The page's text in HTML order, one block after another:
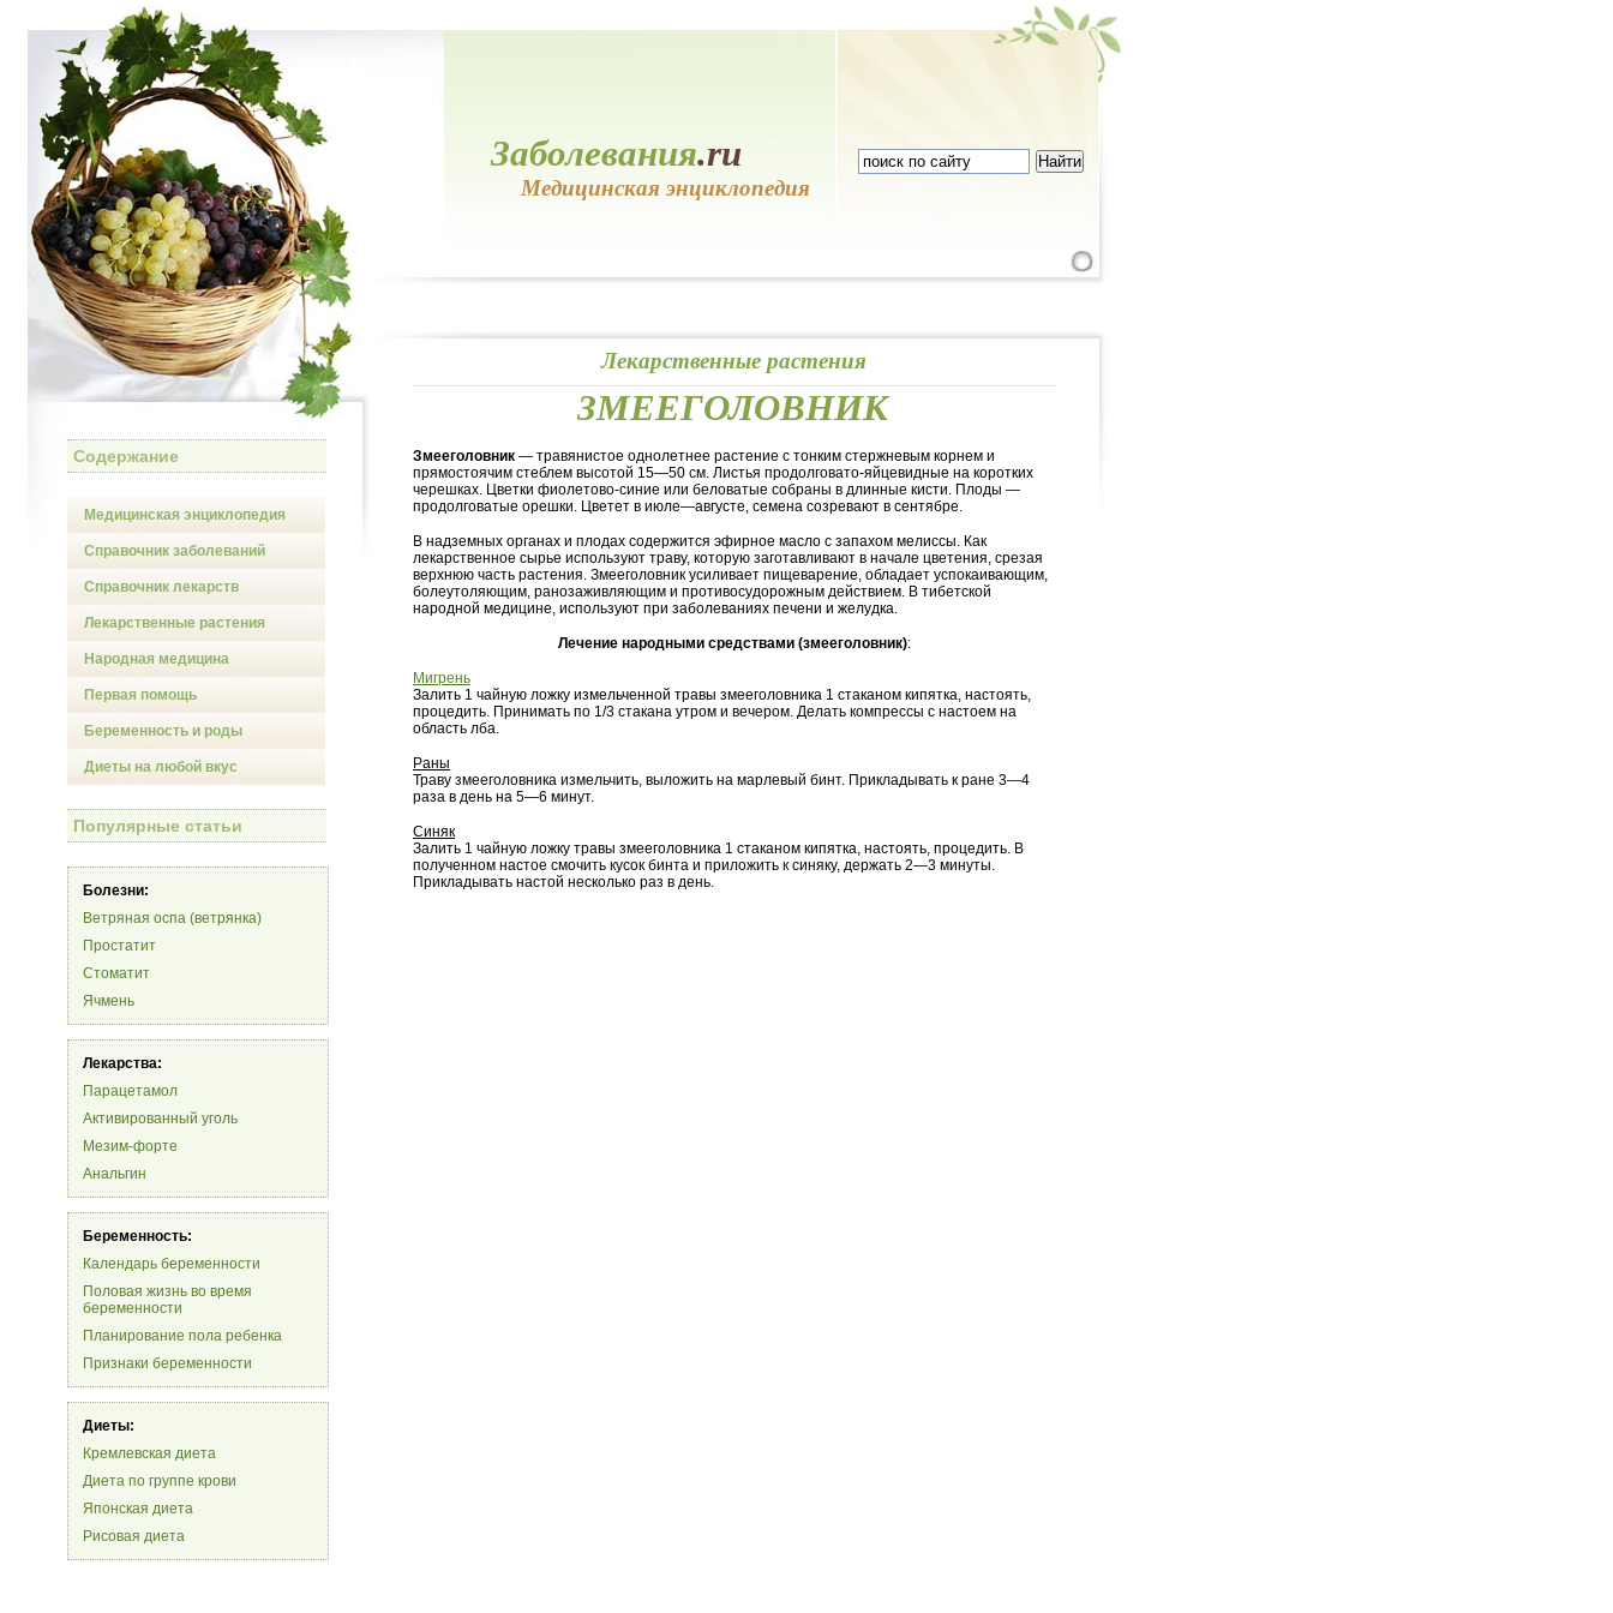
Заболевания.ru
Медицинская энциклопедия
Содержание
Медицинская энциклопедия
Справочник заболеваний
Справочник лекарств
Лекарственные растения
Народная медицина
Первая помощь
Беременность и роды
Диеты на любой вкус
Популярные статьи
Болезни:
Ветряная оспа (ветрянка)
Простатит
Стоматит
Ячмень
Лекарства:
Парацетамол
Активированный уголь
Мезим-форте
Анальгин
Беременность:
Календарь беременности
Половая жизнь во время
беременности
Планирование пола ребенка
Признаки беременности
Диеты:
Кремлевская диета
Диета по группе крови
Японская диета
Рисовая диета
Лекарственные растения
ЗМЕЕГОЛОВНИК
Змееголовник — травянистое однолетнее растение с тонким стержневым корнем и
прямостоячим стеблем высотой 15—50 см. Листья продолговато-яйцевидные на коротких
черешках. Цветки фиолетово-синие или беловатые собраны в длинные кисти. Плоды —
продолговатые орешки. Цветет в июле—августе, семена созревают в сентябре.
В надземных органах и плодах содержится эфирное масло с запахом мелиссы. Как
лекарственное сырье используют траву, которую заготавливают в начале цветения, срезая
верхнюю часть растения. Змееголовник усиливает пищеварение, обладает успокаивающим,
болеутоляющим, ранозаживляющим и противосудорожным действием. В тибетской
народной медицине, используют при заболеваниях печени и желудка.
Лечение народными средствами (змееголовник):
Мигрень
Залить 1 чайную ложку измельченной травы змееголовника 1 стаканом кипятка, настоять,
процедить. Принимать по 1/3 стакана утром и вечером. Делать компрессы с настоем на
область лба.
Раны
Траву змееголовника измельчить, выложить на марлевый бинт. Прикладывать к ране 3—4
раза в день на 5—6 минут.
Синяк
Залить 1 чайную ложку травы змееголовника 1 стаканом кипятка, настоять, процедить. В
полученном настое смочить кусок бинта и приложить к синяку, держать 2—3 минуты.
Прикладывать настой несколько раз в день.